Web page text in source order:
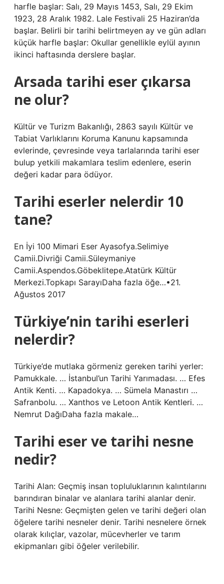
harfle başlar: Salı, 29 Mayıs 1453, Salı, 29 Ekim
1923, 28 Aralık 1982. Lale Festivali 25 Haziran’da
başlar. Belirli bir tarihi belirtmeyen ay ve gün adları
küçük harfle başlar: Okullar genellikle eylül ayının
ikinci haftasında derslere başlar.
Arsada tarihi eser çıkarsa
ne olur?
Kültür ve Turizm Bakanlığı, 2863 sayılı Kültür ve
Tabiat Varlıklarını Koruma Kanunu kapsamında
evlerinde, çevresinde veya tarlalarında tarihi eser
bulup yetkili makamlara teslim edenlere, eserin
değeri kadar para ödüyor.
Tarihi eserler nelerdir 10
tane?
En İyi 100 Mimari Eser Ayasofya.Selimiye
Camii.Divriği Camii.Süleymaniye
Camii.Aspendos.Göbeklitepe.Atatürk Kültür
Merkezi.Topkapı SarayıDaha fazla öğe…•21.
Ağustos 2017
Türkiye’nin tarihi eserleri
nelerdir?
Türkiye’de mutlaka görmeniz gereken tarihi yerler:
Pamukkale. … İstanbul’un Tarihi Yarımadası. … Efes
Antik Kenti. … Kapadokya. … Sümela Manastırı …
Safranbolu. … Xanthos ve Letoon Antik Kentleri. …
Nemrut DağıDaha fazla makale…
Tarihi eser ve tarihi nesne
nedir?
Tarihi Alan: Geçmiş insan topluluklarının kalıntılarını
barındıran binalar ve alanlara tarihi alanlar denir.
Tarihi Nesne: Geçmişten gelen ve tarihi değeri olan
öğelere tarihi nesneler denir. Tarihi nesnelere örnek
olarak kılıçlar, vazolar, mücevherler ve tarım
ekipmanları gibi öğeler verilebilir.